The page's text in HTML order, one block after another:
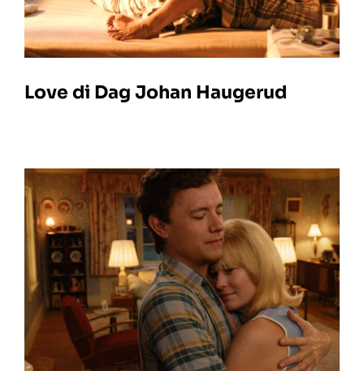
Love di Dag Johan Haugerud